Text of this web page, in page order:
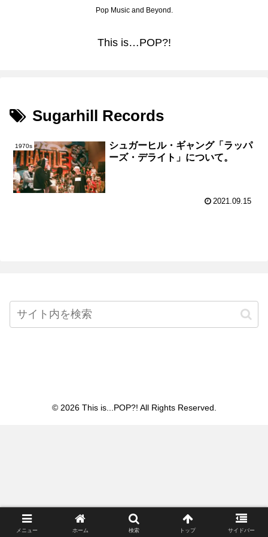
Pop Music and Beyond.
This is…POP?!
Sugarhill Records
1970s
シュガーヒル・ギャング「ラッパ
ーズ・デライト」について。
2021.09.15
© 2026 This is...POP?! All Rights Reserved.
メニュー ホーム 検索 トップ サイドバー